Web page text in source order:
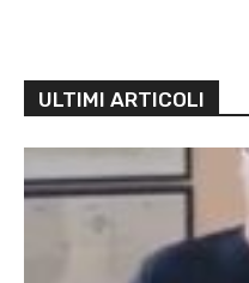
ULTIMI ARTICOLI